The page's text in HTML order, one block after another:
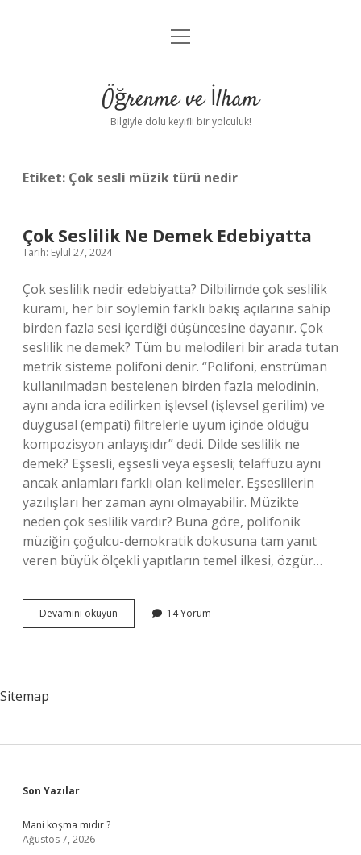
Anasayfa
Yasal Uyarı
menüyü
Öğrenme ve İlham
Bilgiyle dolu keyifli bir yolculuk!
Etiket: Çok sesli müzik türü nedir
Çok Seslilik Ne Demek Edebiyatta
Tarih: Eylül 27, 2024
Çok seslilik nedir edebiyatta? Dilbilimde çok seslilik
kuramı, her bir söylemin farklı bakış açılarına sahip
birden fazla sesi içerdiği düşüncesine dayanır. Çok
seslilik ne demek? Tüm bu melodileri bir arada tutan
metrik sisteme polifoni denir. “Polifoni, enstrüman
kullanılmadan bestelenen birden fazla melodinin,
aynı anda icra edilirken işlevsel (işlevsel gerilim) ve
duygusal (empati) filtrelerle uyum içinde olduğu
kompozisyon anlayışıdır” dedi. Dilde seslilik ne
demek? Eşsesli, eşsesli veya eşsesli; telaffuzu aynı
ancak anlamları farklı olan kelimeler. Eşseslilerin
yazılışları her zaman aynı olmayabilir. Müzikte
neden çok seslilik vardır? Buna göre, polifonik
müziğin çoğulcu-demokratik dokusuna tam yanıt
veren büyük ölçekli yapıtların temel ilkesi, özgür…
Devamını okuyun
Seslilik
14 Yorum
Sitemap
Sidebar
Son Yazılar
Mani koşma mıdır ?
Ağustos 7, 2026